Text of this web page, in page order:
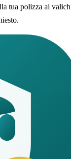
tua polizza ai